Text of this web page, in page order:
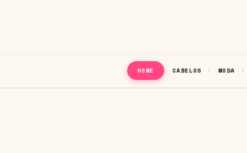
HOME CABELOS MODA